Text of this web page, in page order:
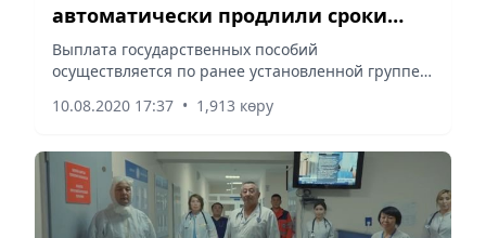
автоматически продлили сроки
инвалидности
Выплата государственных пособий
осуществляется по ранее установленной группе
10.08.2020 17:37 • 1,913 көру